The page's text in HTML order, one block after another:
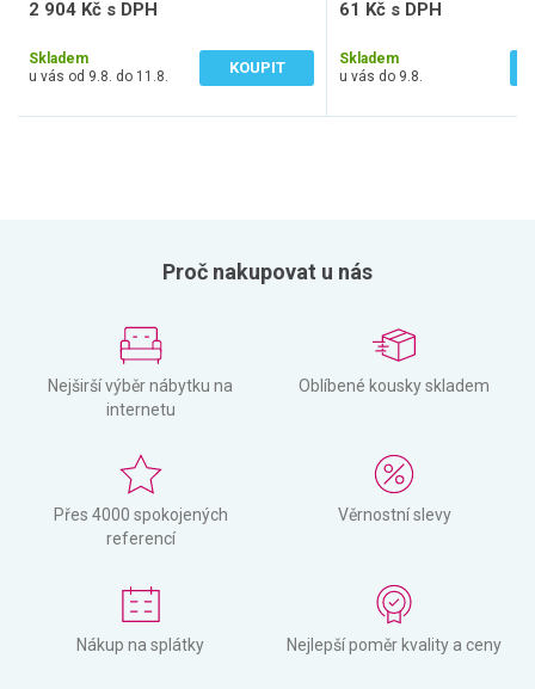
2 904 Kč s DPH
Skladem
u vás od 9.8. do 11.8.
KOUPIT
61 Kč s DPH
Skladem
u vás do 9.8.
Proč nakupovat u nás
Nejširší výběr nábytku na
internetu
Oblíbené kousky skladem
Přes 4000 spokojených
referencí
Věrnostní slevy
Nákup na splátky Nejlepší poměr kvality a ceny